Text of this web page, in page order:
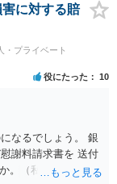
法的に許される」
と、今私に反論し
おもいます。 もっ
るかは法律上ゆう
に対する賠
・プライベート
役にたった 10
なるでしょう。 銀
謝料請求書を 送付
。（私見）